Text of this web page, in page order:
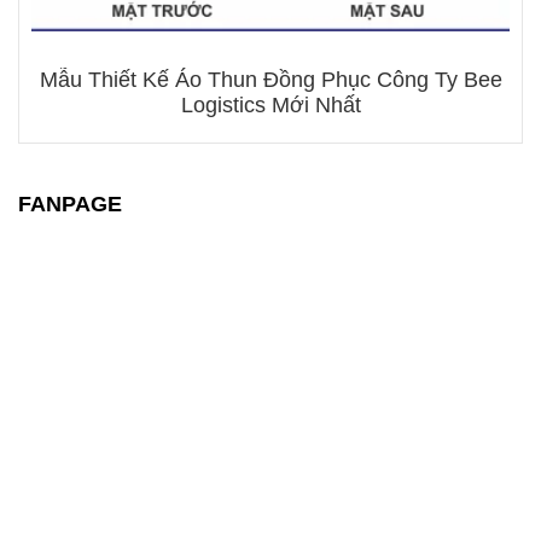
Mẫu Thiết Kế Áo Thun Đồng Phục Công Ty Bee
Logistics Mới Nhất
FANPAGE